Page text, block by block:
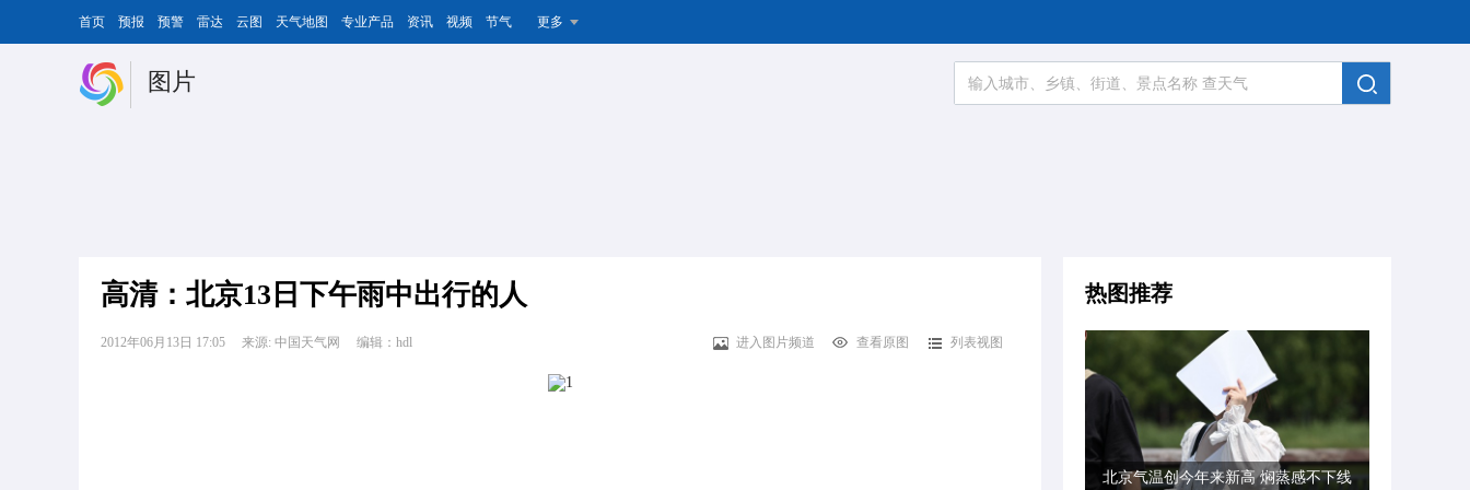
首页 预报 预警 雷达 云图 天气地图 专业产品 资讯 视频 节气 更多
图片
高清：北京13日下午雨中出行的人
2012年06月13日 17:05 来源: 中国天气网 编辑：hdl 进入图片频道 查看原图 列表视图
热图推荐
北京气温创今年来新高 焖蒸感不下线